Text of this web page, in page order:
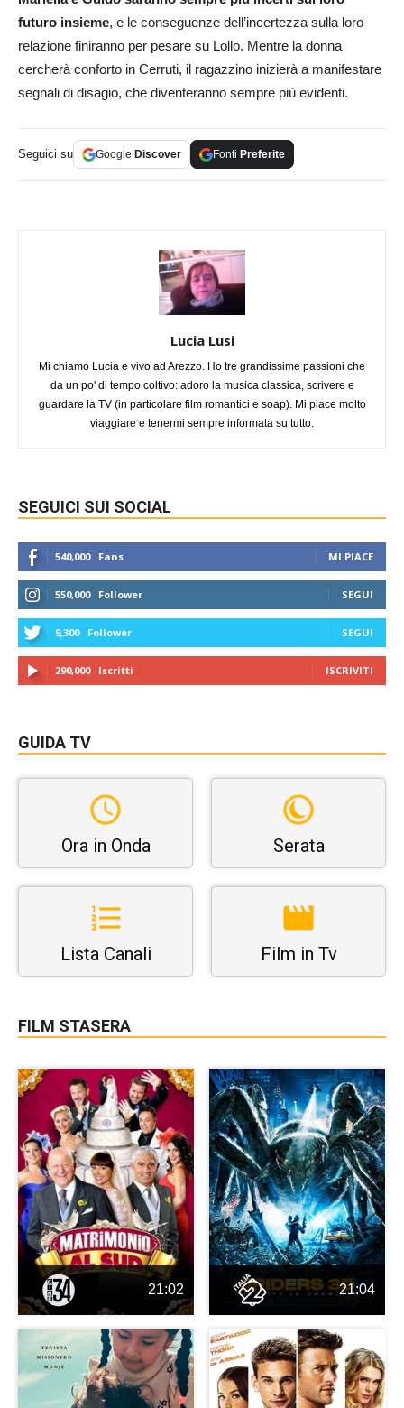
futuro insieme, e le conseguenze dell’incertezza sulla loro
relazione finiranno per pesare su Lollo. Mentre la donna
cercherà conforto in Cerruti, il ragazzino inizierà a manifestare
segnali di disagio, che diventeranno sempre più evidenti.
Seguici su Google Discover Fonti Preferite
Lucia Lusi
Mi chiamo Lucia e vivo ad Arezzo. Ho tre grandissime passioni che
da un po' di tempo coltivo: adoro la musica classica, scrivere e
guardare la TV (in particolare film romantici e soap). Mi piace molto
viaggiare e tenermi sempre informata su tutto.
SEGUICI SUI SOCIAL
540,000 Fans MI PIACE
550,000 Follower SEGUI
9,300 Follower SEGUI
290,000 Iscritti ISCRIVITI
GUIDA TV
Ora in Onda Serata
Lista Canali Film in Tv
FILM STASERA
21:02 21:04